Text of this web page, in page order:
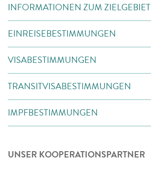
INFORMATIONEN ZUM ZIELGEBIET
EINREISEBESTIMMUNGEN
VISABESTIMMUNGEN
TRANSITVISABESTIMMUNGEN
IMPFBESTIMMUNGEN
UNSER KOOPERATIONSPARTNER